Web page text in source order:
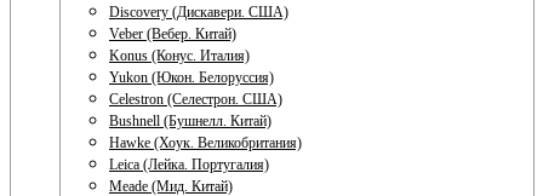
Discovery (Дискавери. США)
Veber (Вебер. Китай)
Konus (Конус. Италия)
Yukon (Юкон. Белоруссия)
Celestron (Селестрон. США)
Bushnell (Бушнелл. Китай)
Hawke (Хоук. Великобритания)
Leica (Лейка. Португалия)
Meade (Мид. Китай)